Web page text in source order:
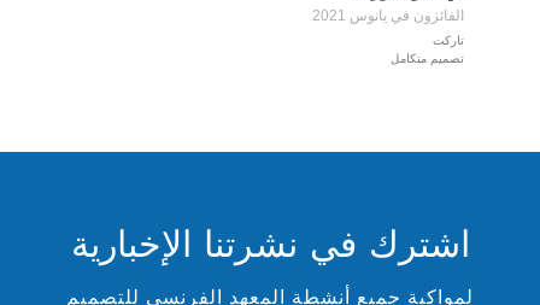
الفائزون في يانوس 2021
تاركت
تصميم متكامل
اشترك في نشرتنا الإخبارية
لمواكبة جميع أنشطة المعهد الفرنسي للتصميم